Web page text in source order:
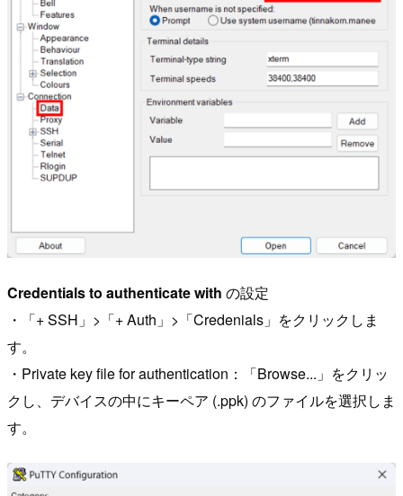
Credentials to authenticate with の設定
・「+ SSH」>「+ Auth」>「Credenials」をクリックしま
す。
・Private key file for authentication：「Browse...」をクリッ
クし、デバイスの中にキーペア (.ppk) のファイルを選択しま
す。